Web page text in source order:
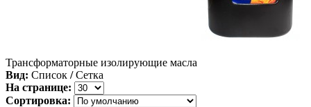
Трансформаторные изолирующие масла
Вид: Список / Сетка
На странице:
Сортировка: